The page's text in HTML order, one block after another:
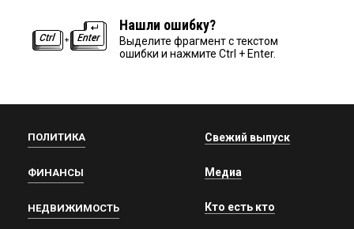
Нашли ошибку?
Выделите фрагмент с текстом
ошибки и нажмите Ctrl + Enter.
ПОЛИТИКА
ФИНАНСЫ
НЕДВИЖИМОСТЬ
Свежий выпуск
Медиа
Кто есть кто